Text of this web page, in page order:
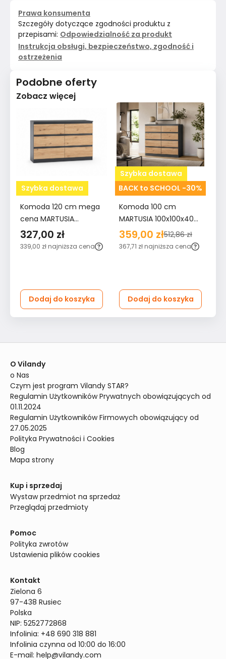
Prawa konsumenta
Szczegóły dotyczące zgodności produktu z
przepisami: Odpowiedzialność za produkt
Instrukcja obsługi, bezpieczeństwo, zgodność i
ostrzeżenia
Podobne oferty
Zobacz więcej
Szybka dostawa
Komoda 120 cm mega
cena MARTUSIA
78,5x120x40 cm z 6
szufladami dąb artisan
327,00 zł
339,00 zł najniższa cena
Dodaj do koszyka
Szybka dostawa
BACK to SCHOOL -30%
Komoda 100 cm
MARTUSIA 100x100x40
cm z szufladami 8
szuflad dąb artisan
359,00 zł512,86 zł
367,71 zł najniższa cena
Dodaj do koszyka
O Vilandy
o Nas
Czym jest program Vilandy STAR?
Regulamin Użytkowników Prywatnych obowiązujących od
01.11.2024
Regulamin Użytkowników Firmowych obowiązujący od
27.05.2025
Polityka Prywatności i Cookies
Blog
Mapa strony
Kup i sprzedaj
Wystaw przedmiot na sprzedaż
Przeglądaj przedmioty
Pomoc
Polityka zwrotów
Ustawienia plików cookies
Kontakt
Zielona 6
97-438 Rusiec
Polska
NIP: 5252772868
Infolinia: +48 690 318 881
Infolinia czynna od 10:00 do 16:00
E-mail: help@vilandy.com